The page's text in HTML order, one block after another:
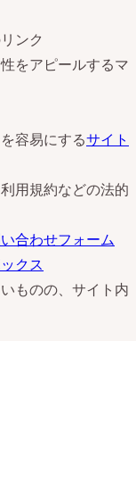
ンク
をアピールするマ
容易にするサイト
用規約などの法的
合わせフォーム
クス
ものの、サイト内